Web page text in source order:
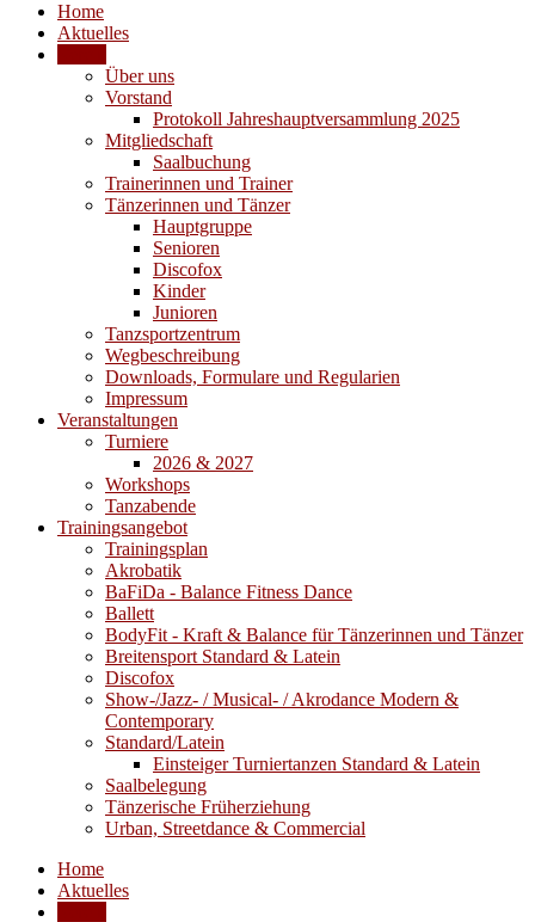
Home
Aktuelles
Über uns
Vorstand
Protokoll Jahreshauptversammlung 2025
Mitgliedschaft
Saalbuchung
Trainerinnen und Trainer
Tänzerinnen und Tänzer
Hauptgruppe
Senioren
Discofox
Kinder
Junioren
Tanzsportzentrum
Wegbeschreibung
Downloads, Formulare und Regularien
Impressum
Veranstaltungen
Turniere
2026 & 2027
Workshops
Tanzabende
Trainingsangebot
Trainingsplan
Akrobatik
BaFiDa - Balance Fitness Dance
Ballett
BodyFit - Kraft & Balance für Tänzerinnen und Tänzer
Breitensport Standard & Latein
Discofox
Show-/Jazz- / Musical- / Akrodance Modern &
Contemporary
Standard/Latein
Einsteiger Turniertanzen Standard & Latein
Saalbelegung
Tänzerische Früherziehung
Urban, Streetdance & Commercial
Home
Aktuelles